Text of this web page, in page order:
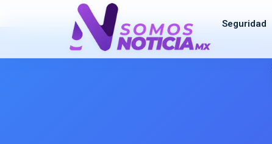
Seguridad